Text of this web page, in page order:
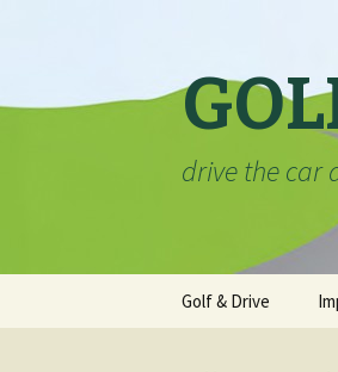
drive the car
Zum Inhalt springen
Golf & Drive